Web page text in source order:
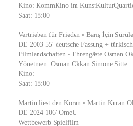
Kino: KommKino im
Saat: 18:00
Vertrieben für Frieden • Barış İçin
DE 2003 55' deutsche Fassung +
Filmlandschaften • Ehrengäste Osman
Yönetmen: Osman Okkan Simone Sitte
Kino:
Saat: 18:00
Martin liest den Koran • Martin Kuran
DE 2024 106' OmeU
Wettbewerb Spielfilm